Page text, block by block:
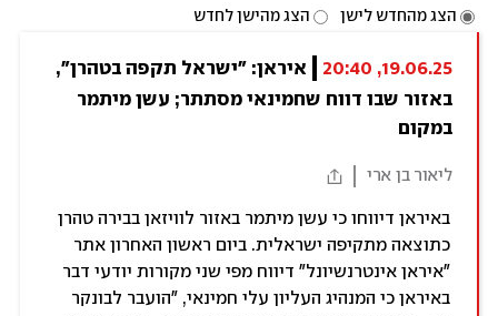
הצג מהחדש לישן הצג מהישן לחדש
19.06.25, 20:40
במקום
ליאור בן ארי
באיראן דיווחו כי עשן מיתמר באזור לוויזאן בבירה טהרן
כתוצאה מתקיפה ישראלית. ביום ראשון האחרון אתר
"איראן אינטרנשיונל" דיווח מפי שני מקורות יודעי דבר
באיראן כי המנהיג העליון עלי חמינאי, "הועבר לבונקר